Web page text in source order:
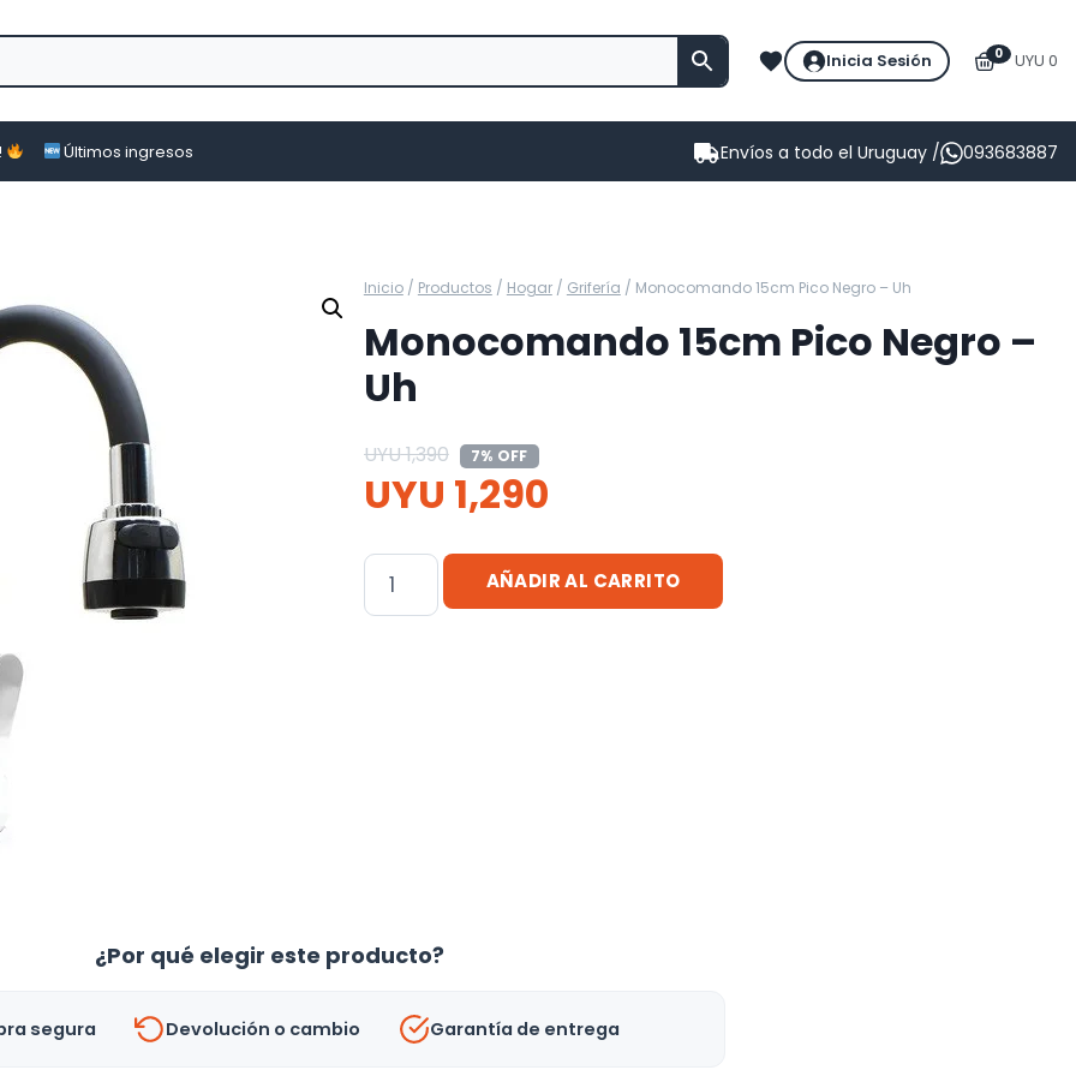
Inicia Sesión 0 UYU 0
Últimos ingresos Envíos a todo el Uruguay / 093683887
Inicio / Productos / Hogar / Grifería / Monocomando 15cm Pico Negro – Uh
Monocomando 15cm Pico Negro –
Uh
UYU1,390 7% OFF
UYU 1,290
Monocomando
15cm
AÑADIR AL CARRITO
¿Por qué elegir este producto?
segura Devolución o cambio Garantía de entrega